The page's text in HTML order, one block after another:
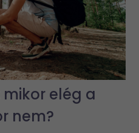
elég a
nem?